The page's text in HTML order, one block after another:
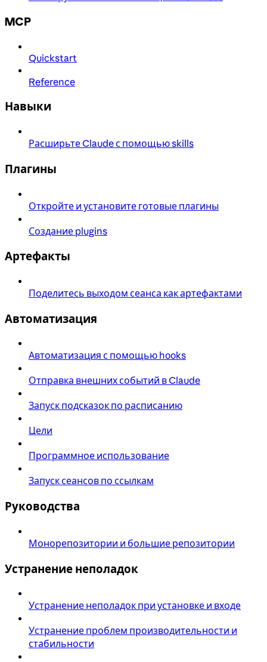
MCP
Quickstart
Reference
Навыки
Расширьте Claude с помощью skills
Плагины
Откройте и установите готовые плагины
Создание plugins
Артефакты
Поделитесь выходом сеанса как артефактами
Автоматизация
Автоматизация с помощью hooks
Отправка внешних событий в Claude
Запуск подсказок по расписанию
Цели
Программное использование
Запуск сеансов по ссылкам
Руководства
Монорепозитории и большие репозитории
Устранение неполадок
Устранение неполадок при установке и входе
Устранение проблем производительности и
стабильности